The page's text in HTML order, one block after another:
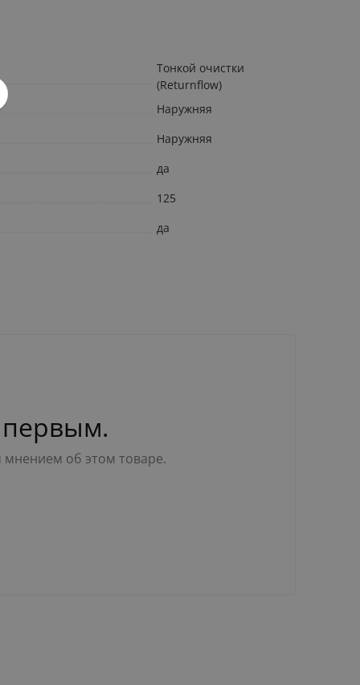
Тонкой очистки
(Returnflow)
Наружняя
Наружняя
да
125
да
мнением об этом товаре.